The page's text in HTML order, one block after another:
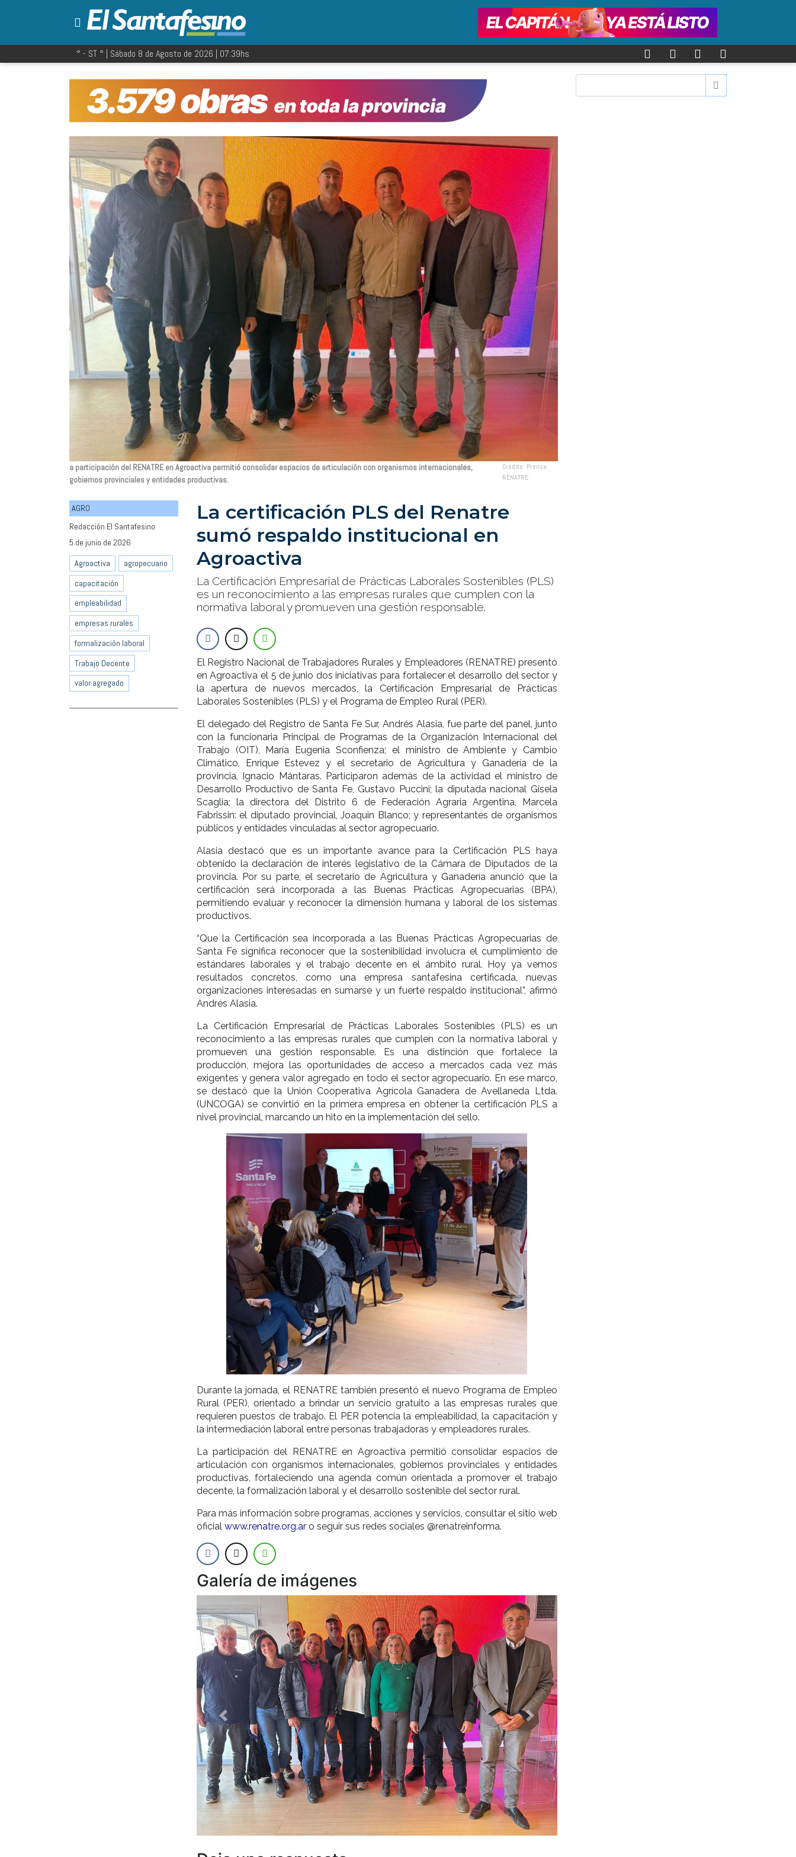
° - ST ° | Sábado 8 de Agosto de 2026 | 07:39hs
a participación del RENATRE en Agroactiva permitió consolidar espacios de articulación con organismos internacionales,
gobiernos provinciales y entidades productivas.
Crédito: Prensa
RENATRE
AGRO
Redacción El Santafesino
5 de junio de 2026
Agroactiva
agropecuario
capacitación
empleabilidad
empresas rurales
formalización laboral
Trabajo Decente
valor agregado
La certificación PLS del Renatre
sumó respaldo institucional en
Agroactiva
La Certificación Empresarial de Prácticas Laborales Sostenibles (PLS)
es un reconocimiento a las empresas rurales que cumplen con la
normativa laboral y promueven una gestión responsable.
El Registro Nacional de Trabajadores Rurales y Empleadores (RENATRE) presentó
en Agroactiva el 5 de junio dos iniciativas para fortalecer el desarrollo del sector y
la apertura de nuevos mercados, la Certificación Empresarial de Prácticas
Laborales Sostenibles (PLS) y el Programa de Empleo Rural (PER).
El delegado del Registro de Santa Fe Sur, Andrés Alasia, fue parte del panel, junto
con la funcionaria Principal de Programas de la Organización Internacional del
Trabajo (OIT), María Eugenia Sconfienza; el ministro de Ambiente y Cambio
Climático, Enrique Estevez y el secretario de Agricultura y Ganadería de la
provincia, Ignacio Mántaras. Participaron además de la actividad el ministro de
Desarrollo Productivo de Santa Fe, Gustavo Puccini; la diputada nacional Gisela
Scaglia; la directora del Distrito 6 de Federación Agraria Argentina, Marcela
Fabrissin: el diputado provincial, Joaquin Blanco; y representantes de organismos
públicos y entidades vinculadas al sector agropecuario.
Alasia destacó que es un importante avance para la Certificación PLS haya
obtenido la declaración de interés legislativo de la Cámara de Diputados de la
provincia. Por su parte, el secretario de Agricultura y Ganadería anunció que la
certificación será incorporada a las Buenas Prácticas Agropecuarias (BPA),
permitiendo evaluar y reconocer la dimensión humana y laboral de los sistemas
productivos.
“Que la Certificación sea incorporada a las Buenas Prácticas Agropecuarias de
Santa Fe significa reconocer que la sostenibilidad involucra el cumplimiento de
estándares laborales y el trabajo decente en el ámbito rural. Hoy ya vemos
resultados concretos, como una empresa santafesina certificada, nuevas
organizaciones interesadas en sumarse y un fuerte respaldo institucional”, afirmó
Andrés Alasia.
La Certificación Empresarial de Prácticas Laborales Sostenibles (PLS) es un
reconocimiento a las empresas rurales que cumplen con la normativa laboral y
promueven una gestión responsable. Es una distinción que fortalece la
producción, mejora las oportunidades de acceso a mercados cada vez más
exigentes y genera valor agregado en todo el sector agropecuario. En ese marco,
se destacó que la Unión Cooperativa Agrícola Ganadera de Avellaneda Ltda.
(UNCOGA) se convirtió en la primera empresa en obtener la certificación PLS a
nivel provincial, marcando un hito en la implementación del sello.
Durante la jornada, el RENATRE también presentó el nuevo Programa de Empleo
Rural (PER), orientado a brindar un servicio gratuito a las empresas rurales que
requieren puestos de trabajo. El PER potencia la empleabilidad, la capacitación y
la intermediación laboral entre personas trabajadoras y empleadores rurales.
La participación del RENATRE en Agroactiva permitió consolidar espacios de
articulación con organismos internacionales, gobiernos provinciales y entidades
productivas, fortaleciendo una agenda común orientada a promover el trabajo
decente, la formalización laboral y el desarrollo sostenible del sector rural.
Para más información sobre programas, acciones y servicios, consultar el sitio web
oficial www.renatre.org.aro seguir sus redes sociales @renatreinforma.
Galería de imágenes
Anterior Siguiente